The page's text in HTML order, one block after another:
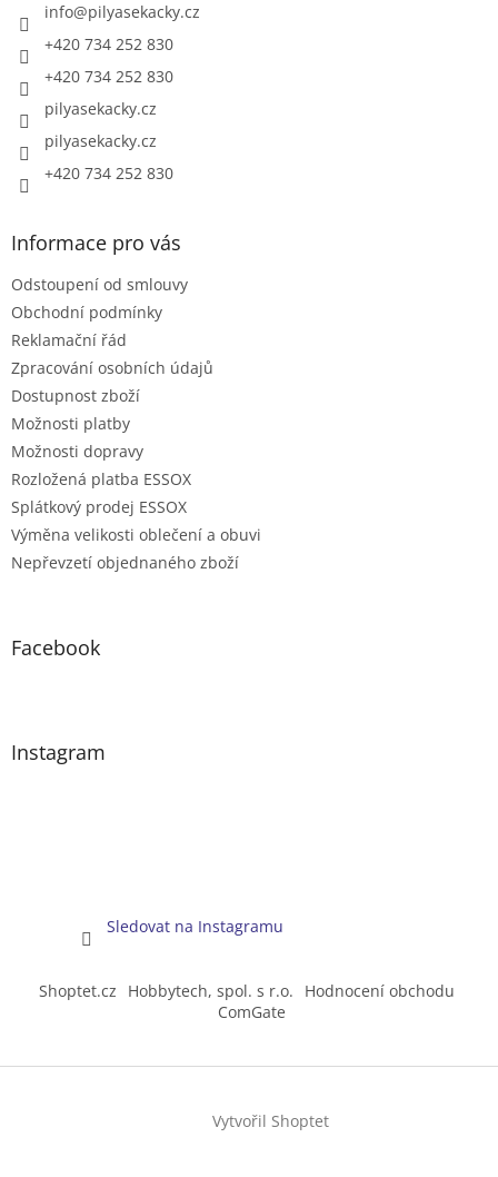
info@pilyasekacky.cz
+420 734 252 830
+420 734 252 830
pilyasekacky.cz
pilyasekacky.cz
+420 734 252 830
Informace pro vás
Odstoupení od smlouvy
Obchodní podmínky
Reklamační řád
Zpracování osobních údajů
Dostupnost zboží
Možnosti platby
Možnosti dopravy
Rozložená platba ESSOX
Splátkový prodej ESSOX
Výměna velikosti oblečení a obuvi
Nepřevzetí objednaného zboží
Facebook
Instagram
Sledovat na Instagramu
Shoptet.cz Hobbytech, spol. s r.o.
Hodnocení obchodu
ComGate
Vytvořil Shoptet